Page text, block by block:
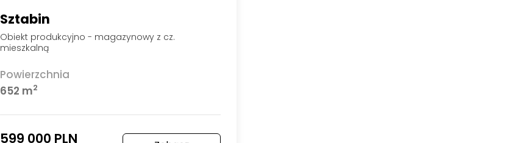
Sztabin
Obiekt produkcyjno - magazynowy z cz.
mieszkalną
Powierzchnia
652 m2
599 000 PLN